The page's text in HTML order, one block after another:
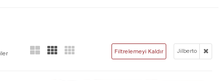
Jilberto
Filtrelemeyi Kaldır